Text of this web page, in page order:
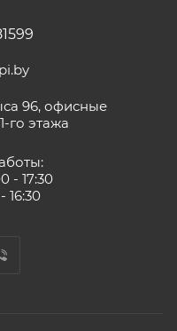
96, офисные
го этажа
- 17:30
16:30